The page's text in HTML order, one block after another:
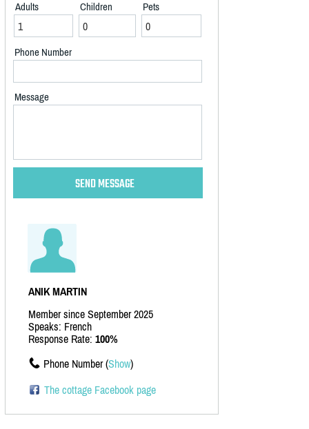
Adults Children Pets
Phone Number
Message
ANIK MARTIN
Member since September 2025
Speaks: French
Response Rate: 100%
Phone Number (Show)
The cottage Facebook page